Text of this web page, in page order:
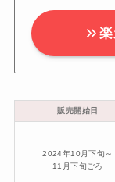
販売開始日
2024年10月下旬～
11月下旬ごろ